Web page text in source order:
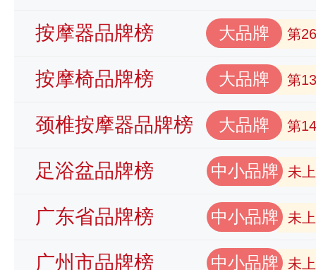
按摩器品牌榜 大品牌 第
按摩椅品牌榜 大品牌 第
颈椎按摩器品牌榜 大品牌 第
足浴盆品牌榜 中小品牌 未
广东省品牌榜 中小品牌 未
广州市品牌榜 中小品牌 未